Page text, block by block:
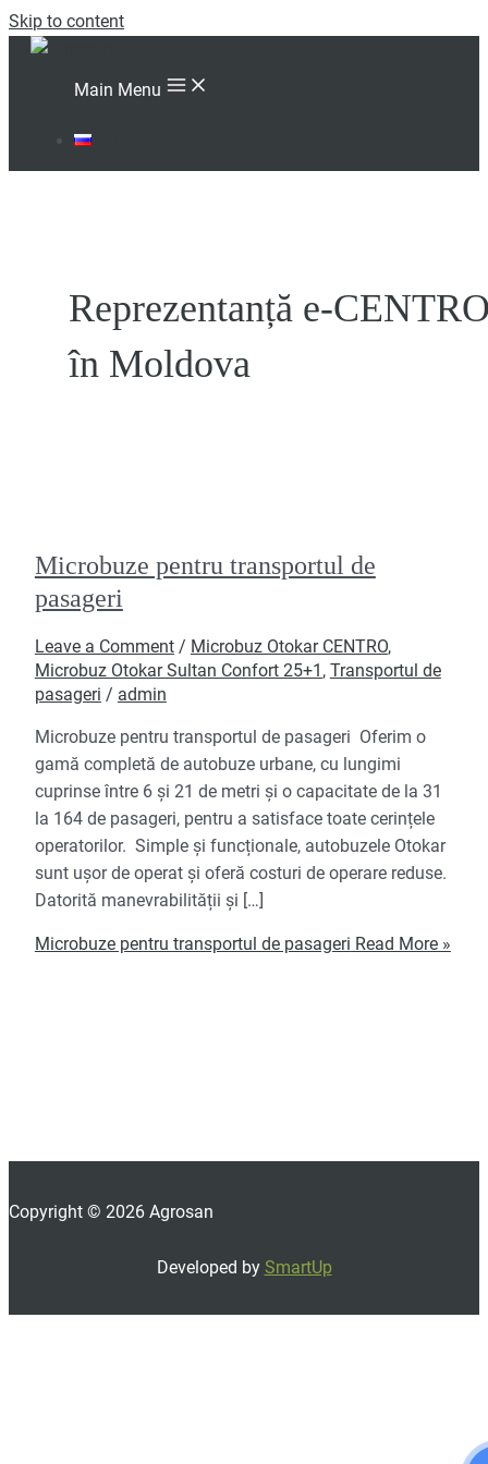
Skip to content
Main Menu
Reprezentanță e-
în Moldova
Microbuze pentru transportul de
pasageri
Leave a Comment / Microbuz Otokar CENTRO,
Microbuz Otokar Sultan Confort 25+1 , Transportul de
pasageri / admin
Microbuze pentru transportul de pasageri Oferim o
gamă completă de autobuze urbane, cu lungimi
cuprinse între 6 și 21 de metri și o capacitate de la 31
la 164 de pasageri, pentru a satisface toate cerințele
operatorilor. Simple și funcționale, autobuzele Otokar
sunt ușor de operat și oferă costuri de operare reduse.
Datorită manevrabilității și […]
Microbuze pentru transportul de pasageri Read More »
Copyright © 2026 Agrosan
Developed by SmartUp